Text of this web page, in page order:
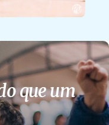
que um